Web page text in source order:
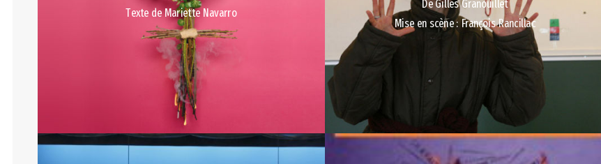
Texte de Mariette Navarro
De Gilles Granouillet
Mise en scène : François Rancillac